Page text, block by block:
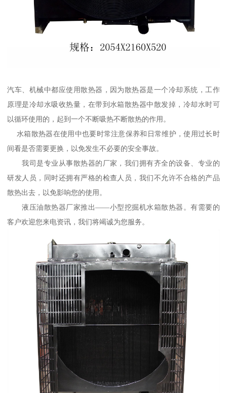
汽车、机械中都应使用散热器，因为散热器是一个冷却系统，工作
原理是冷却水吸收热量，在带到水箱散热器中散发掉，冷却水时可
以循环使用的，起到一个不断吸热不断散热的作用。
水箱散热器在使用中也要时常注意保养和日常维护，使用过长时
间看是否需要更换，以免发生不必要的安全事故。
我司是专业从事散热器的厂家，我们拥有齐全的设备、专业的
研发人员，同时还拥有严格的检查人员，我们不允许不合格的产品
散热出去，以免影响您的使用。
液压油散热器厂家推出——小型挖掘机水箱散热器。有需要的
客户欢迎您来电资讯，我们将竭诚为您服务。